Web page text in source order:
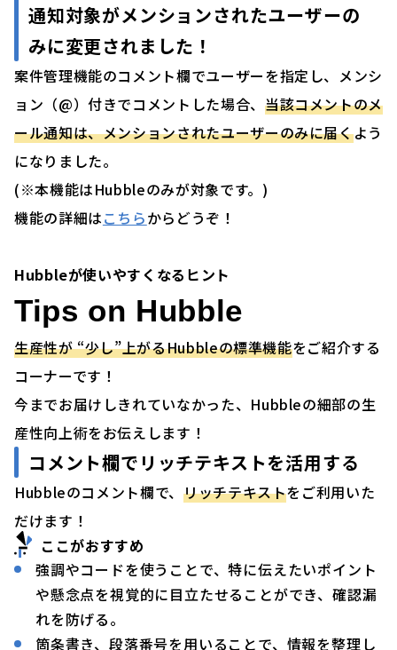
通知対象がメンションされたユーザーの
みに変更されました ！
案件管理機能のコメント欄でユーザーを指定し、メンシ
ョン（@）付きでコメントした場合、 当該コメントのメ
ール通知は、メンションされたユーザーのみに届くよう
になりました。
(※本機能はHubbleのみが対象です。)
機能の詳細はこちらからどうぞ！
Hubbleが使いやすくなるヒント
Tips on Hubble
生産性が “少し”上がるHubbleの標準機能をご紹介する
コーナーです！
今までお届けしきれていなかった、Hubbleの細部の生
産性向上術をお伝えします！
コメント欄でリッチテキストを活用する
Hubbleのコメント欄で、 リッチテキストをご利用いた
だけます！
ここがおすすめ
強調やコードを使うことで、特に伝えたいポイント
や懸念点を視覚的に目立たせることができ、確認漏
れを防げる。
箇条書き、段落番号を用いることで、情報を整理し